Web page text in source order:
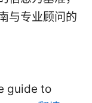
与专业顾问的
guide to